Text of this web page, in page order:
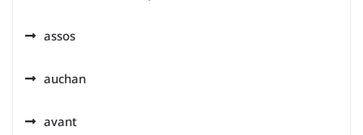
assos
auchan
avant